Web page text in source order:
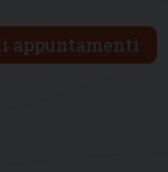
appuntamenti